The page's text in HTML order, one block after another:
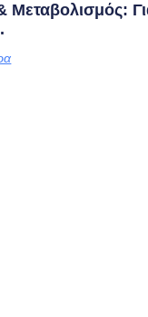
Μεταβολισμός: